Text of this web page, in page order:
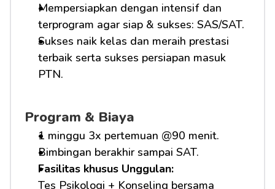
Mempersiapkan dengan intensif dan
terprogram agar siap & sukses: SAS/SAT.
Sukses naik kelas dan meraih prestasi
terbaik serta sukses persiapan masuk
PTN.
Program & Biaya
1 minggu 3x pertemuan @90 menit.
Bimbingan berakhir sampai SAT.
Fasilitas khusus Unggulan:
Tes Psikologi + Konseling bersama